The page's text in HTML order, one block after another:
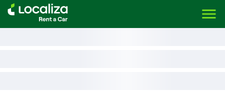
LOCALIZA ALQUILER DE VEHÍCULOS | LOCALIZA menu